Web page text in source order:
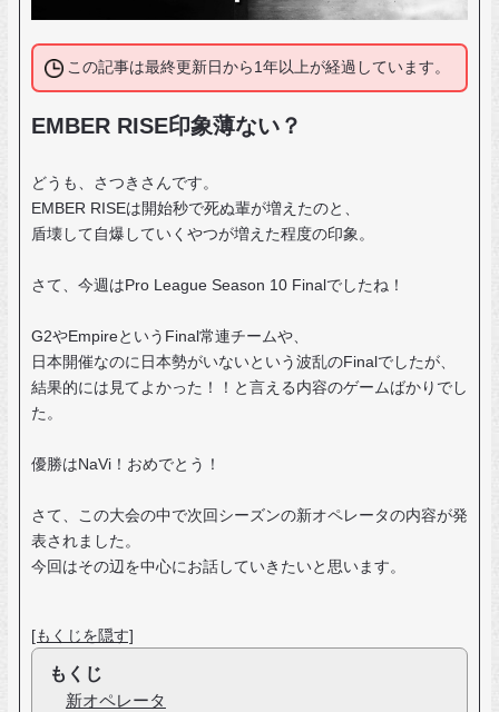
この記事は最終更新日から1年以上が経過しています。
EMBER RISE印象薄ない？
どうも、さつきさんです。
EMBER RISEは開始秒で死ぬ輩が増えたのと、
盾壊して自爆していくやつが増えた程度の印象。
さて、今週はPro League Season 10 Finalでしたね！
G2やEmpireというFinal常連チームや、
日本開催なのに日本勢がいないという波乱のFinalでしたが、
結果的には見てよかった！！と言える内容のゲームばかりでし
た。
優勝はNaVi！おめでとう！
さて、この大会の中で次回シーズンの新オペレータの内容が発
表されました。
今回はその辺を中心にお話していきたいと思います。
[もくじを隠す]
もくじ
新オペレータ